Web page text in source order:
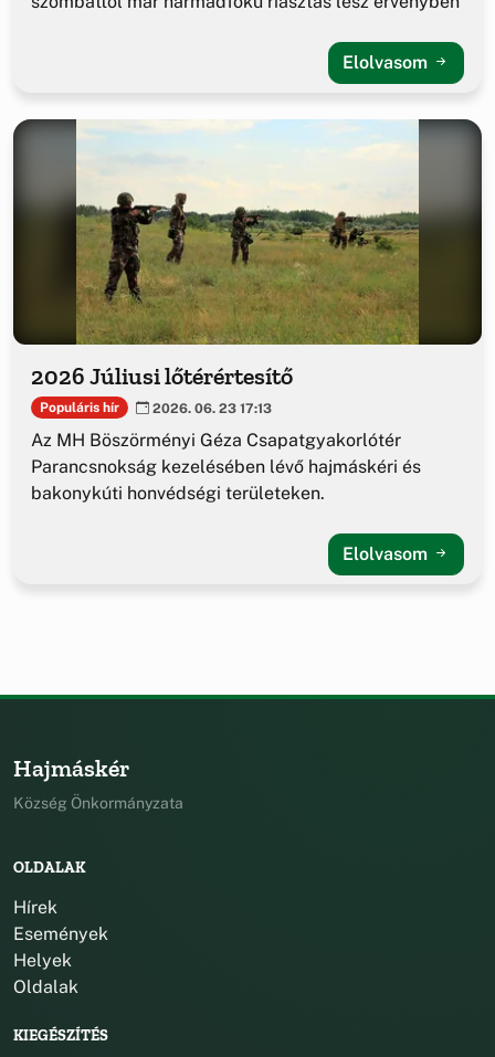
Elolvasom
2026 Júliusi lőtérértesítő
Populáris hír 2026. 06. 23 17:13
Az MH Böszörményi Géza Csapatgyakorlótér
Parancsnokság kezelésében lévő hajmáskéri és
bakonykúti honvédségi területeken.
Elolvasom
Hajmáskér
Község Önkormányzata
OLDALAK
Hírek
Események
Helyek
Oldalak
KIEGÉSZÍTÉS